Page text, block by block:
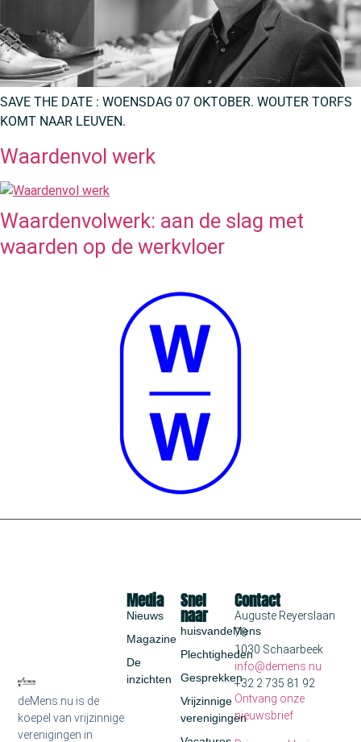
SAVE THE DATE : WOENSDAG 07 OKTOBER. WOUTER TORFS
KOMT NAAR LEUVEN.
Waardenvol werk
Waardenvolwerk: aan de slag met
waarden op de werkvloer
deMens.nu is de
koepel van vrijzinnige
verenigingen in
Snel
naar
huisvandeMens
Plechtigheden
Gesprekken
Vrijzinnige
verenigingen
Media
Nieuws
Magazine
De
inzichten
Contact
Auguste Reyerslaan
70
1030 Schaarbeek
info@demens.nu
+32 2 735 81 92
Ontvang onze
nieuwsbrief